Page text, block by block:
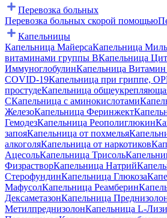
Перевозка больных
Перевозка больных скорой помощью
Капельницы
Капельница МайерсаКапельница
витаминами группы BКапельница
ИммуноглобулинКапельница
COVID-19Капельница при гриппе,
простудеКапельница
CКапельница с аминокислотами
ЖелезоКапельница Феринжект
ГемодезКапельница Реополиглюкин
запояКапельница от похмелья
алкоголяКапельница от наркотиков
АцесольКапельница Трисоль
ФизрастворКапельница Натрий
СтерофундинКапельница Глюкоза
МафусолКапельница Реамберин
ДексаметазонКапельница
МетилпреднизолонКапельница L-